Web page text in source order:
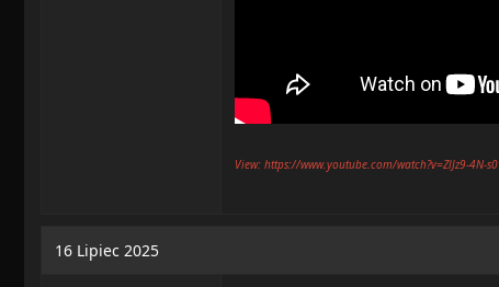
View: https://www.youtube.com/watch?v=ZlJz9-4N-s0
16 Lipiec 2025